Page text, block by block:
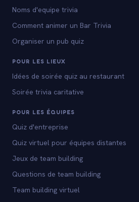
Noms d'equipe trivia
Comment animer un Bar Trivia
Organiser un pub quiz
POUR LES LIEUX
Idées de soirée quiz au restaurant
Soirée trivia caritative
POUR LES ÉQUIPES
Quiz d'entreprise
Quiz virtuel pour équipes distantes
Jeux de team building
Questions de team building
Team building virtuel